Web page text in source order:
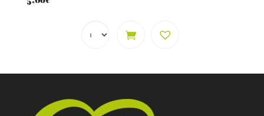
5.00